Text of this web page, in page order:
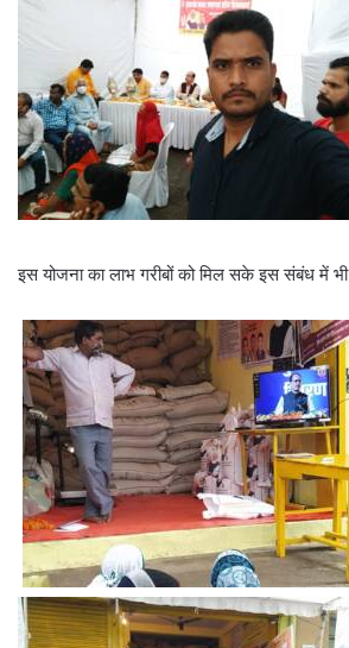
इस योजना का लाभ गरीबों को मिल सके इस संबंध में भी